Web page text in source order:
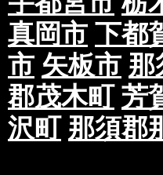
真岡市 下都
市 矢板市 那
郡茂木町 芳
沢町 那須郡